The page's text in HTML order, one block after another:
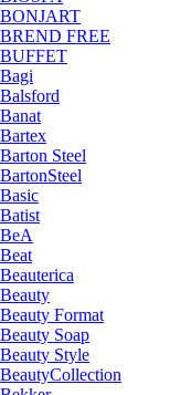
BONJART
BREND FREE
BUFFET
Bagi
Balsford
Banat
Bartex
Barton Steel
BartonSteel
Basic
Batist
BeA
Beat
Beauterica
Beauty
Beauty Format
Beauty Soap
Beauty Style
BeautyCollection